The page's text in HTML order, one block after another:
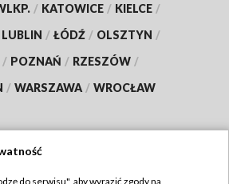
/ KATOWICE / KIELCE /
LUBLIN / ŁÓDŹ / OLSZTYN /
/ POZNAŃ / RZESZÓW /
/ WARSZAWA / WROCŁAW
do serwisu", aby wyrazić zgody na